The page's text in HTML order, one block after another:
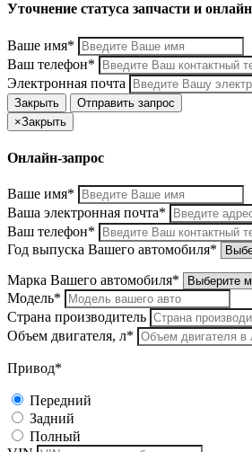
Уточнение статуса запчасти и онлайн
Ваше имя*
Ваш телефон*
Электронная почта
Закрыть
Отправить запрос
×Закрыть
Онлайн-запрос
Ваше имя*
Ваша электронная почта*
Ваш телефон*
Год выпуска Вашего автомобиля*
Марка Вашего автомобиля*
Модель*
Страна производитель
Объем двигателя, л*
Привод*
Передний
Задний
Полный